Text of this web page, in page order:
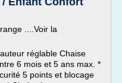
....Voir la
réglable Chaise
6 mois et 5 ans max. *
5 points et blocage